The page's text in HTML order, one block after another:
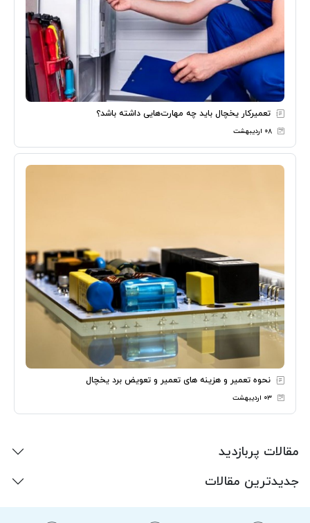
تعمیرکار یخچال باید چه مهارت‌هایی داشته باشد؟
۰۸ اردیبهشت
نحوه تعمیر و هزینه های تعمیر و تعویض برد یخچال
۰۳ اردیبهشت
مقالات پربازدید
جدیدترین مقالات